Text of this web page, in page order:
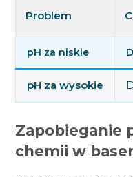
Problem
pH za niskie
pH za wysokie
Zapobieganie
chemii w